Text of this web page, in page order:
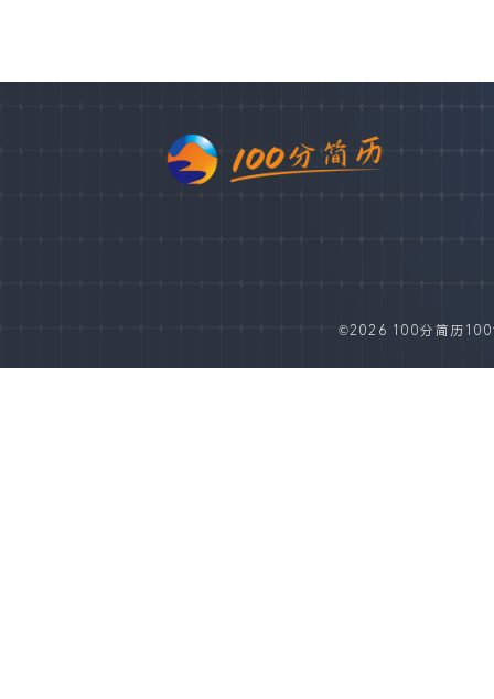
©2026 100分简历